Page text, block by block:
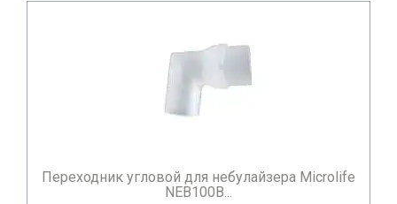
Переходник угловой для небулайзера Microlife
NEB100B...